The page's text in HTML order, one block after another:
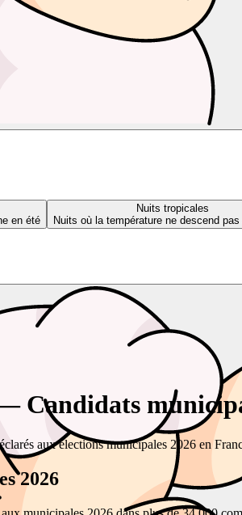
en été
Nuits tropicales
Nuits où la température ne descend pas
Candidats
aux élections municipales 2026 en
2026